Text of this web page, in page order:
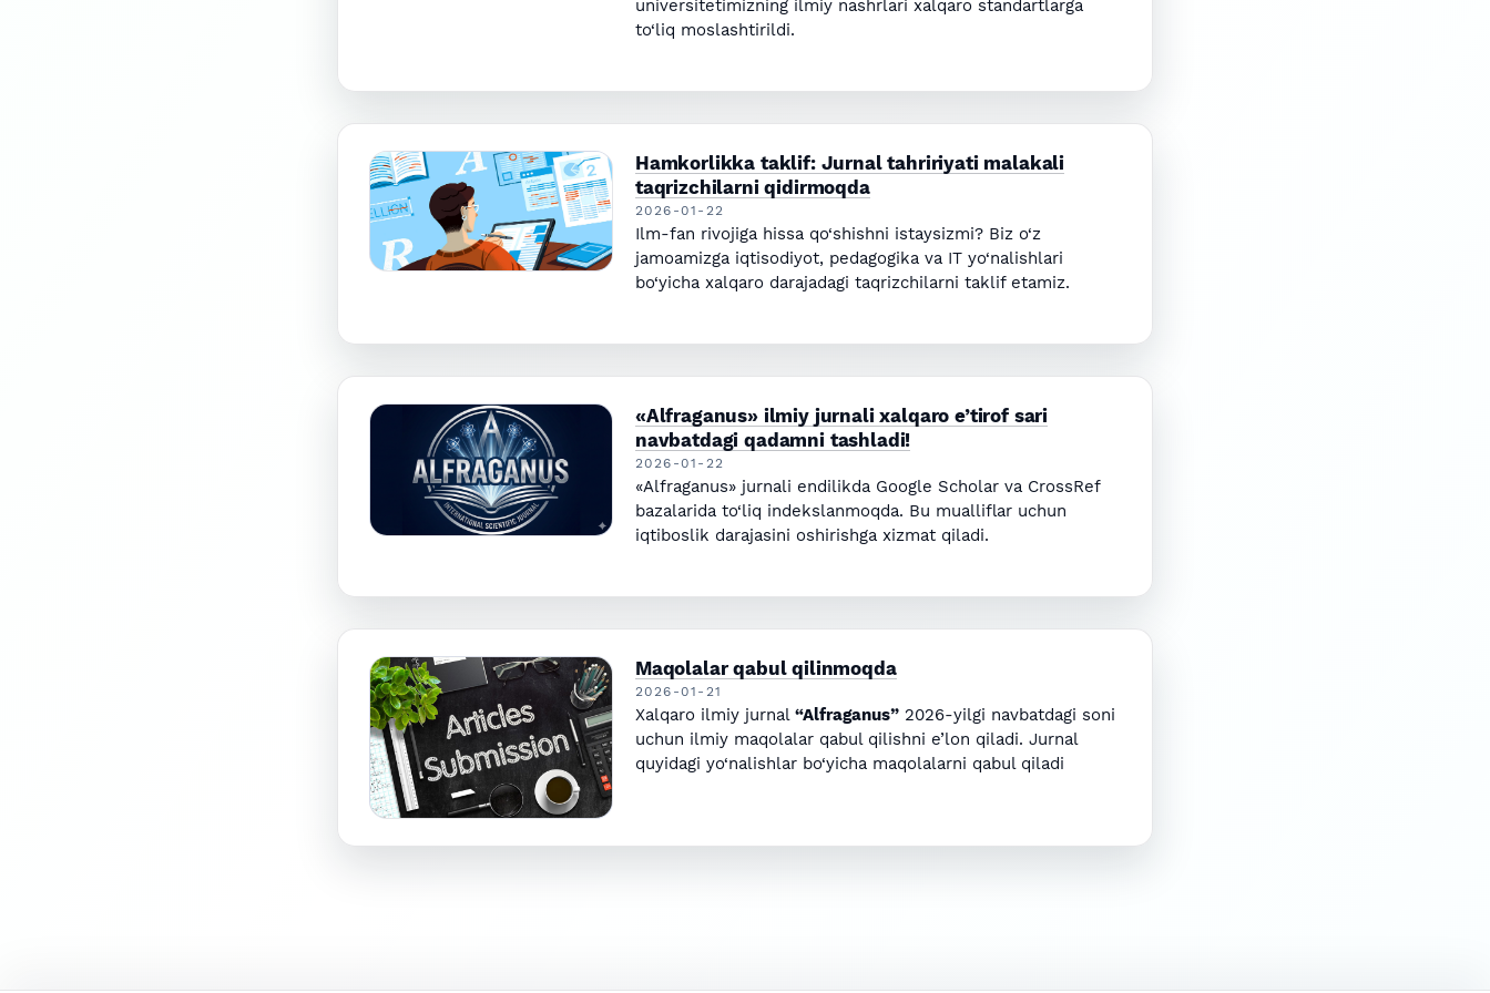
universitetimizning ilmiy nashrlari xalqaro standartlarga
to‘liq moslashtirildi.
Hamkorlikka taklif: Jurnal tahririyati malakali
taqrizchilarni qidirmoqda
2026-01-22
Ilm-fan rivojiga hissa qo‘shishni istaysizmi? Biz o‘z
jamoamizga iqtisodiyot, pedagogika va IT yo‘nalishlari
bo‘yicha xalqaro darajadagi taqrizchilarni taklif etamiz.
«Alfraganus» ilmiy jurnali xalqaro e’tirof sari
navbatdagi qadamni tashladi!
2026-01-22
«Alfraganus» jurnali endilikda Google Scholar va CrossRef
bazalarida to‘liq indekslanmoqda. Bu mualliflar uchun
iqtiboslik darajasini oshirishga xizmat qiladi.
Maqolalar qabul qilinmoqda
2026-01-21
Xalqaro ilmiy jurnal “Alfraganus” 2026-yilgi navbatdagi soni
uchun ilmiy maqolalar qabul qilishni e’lon qiladi. Jurnal
quyidagi yo‘nalishlar bo‘yicha maqolalarni qabul qiladi